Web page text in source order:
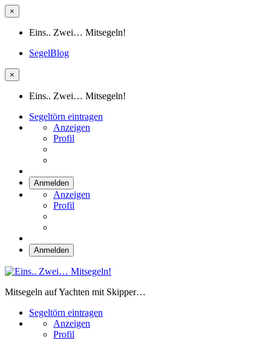
×
Eins.. Zwei… Mitsegeln!
SegelBlog
×
Eins.. Zwei… Mitsegeln!
Segeltörn eintragen
Anzeigen
Profil
Anmelden
Anzeigen
Profil
Anmelden
Mitsegeln auf Yachten mit Skipper…
Segeltörn eintragen
Anzeigen
Profil